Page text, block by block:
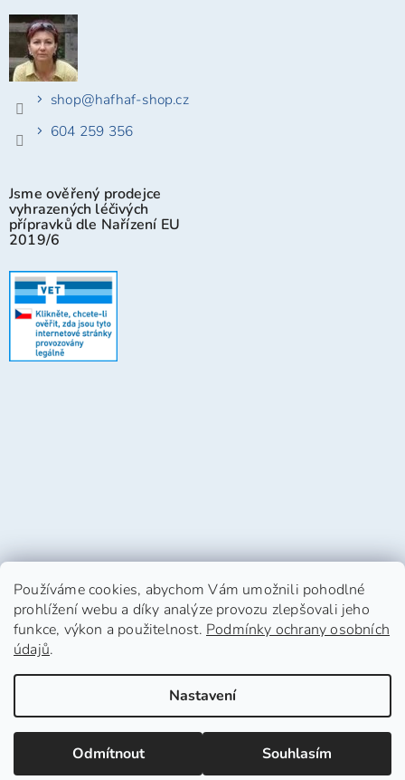
Používáme cookies, abychom Vám umožnili pohodlné
prohlížení webu a díky analýze provozu zlepšovali jeho
funkce, výkon a použitelnost. Podmínky ochrany osobních
údajů.
Nastavení
Odmítnout Souhlasím
shop@hafhaf-shop.cz
604 259 356
Jsme ověřený prodejce
vyhrazených léčivých
přípravků dle Nařízení EU
2019/6
Vytvořil Shoptet
Copyright 2026
. Všechna práva
Upravit nastavení cookies